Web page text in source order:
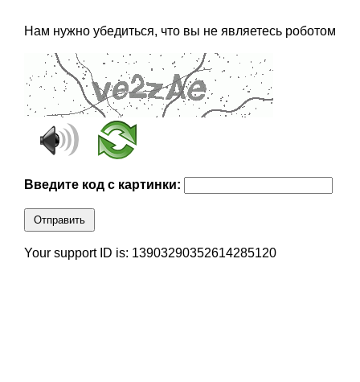
Нам нужно убедиться, что вы не являетесь роботом
Введите код с картинки:
Отправить
Your support ID is: 13903290352614285120